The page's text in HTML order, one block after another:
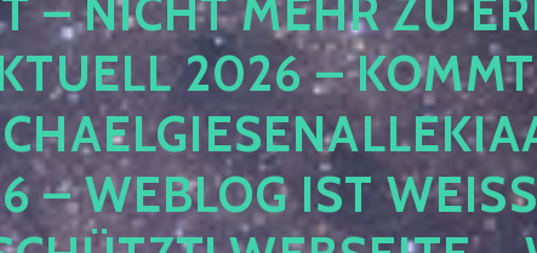
– NICHT MEHR ZU
2026 –
– WEBLOG IST